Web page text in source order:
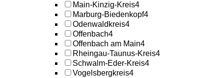
Main-Kinzig-Kreis4
Marburg-Biedenkopf4
Odenwaldkreis4
Offenbach4
Offenbach am Main4
Rheingau-Taunus-Kreis4
Schwalm-Eder-Kreis4
Vogelsbergkreis4